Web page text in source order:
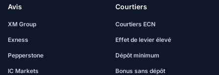
Avis
XM Group
Exness
Pepperstone
IC Markets
Courtiers
Courtiers ECN
Effet de levier élevé
Dépôt minimum
Bonus sans dépôt